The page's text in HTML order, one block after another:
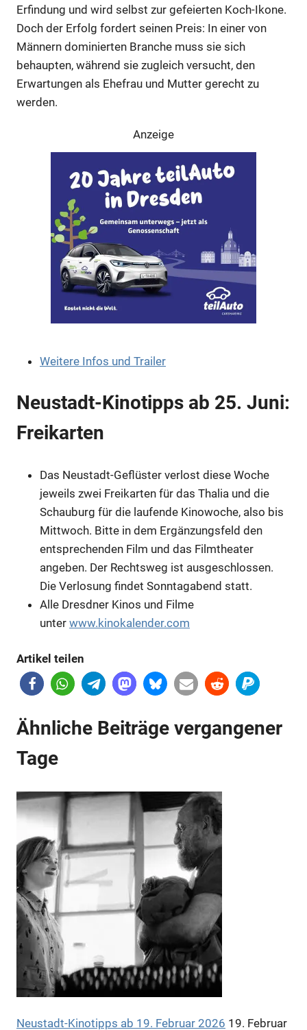
Erfindung und wird selbst zur gefeierten Koch-Ikone.
Doch der Erfolg fordert seinen Preis: In einer von
Männern dominierten Branche muss sie sich
behaupten, während sie zugleich versucht, den
Erwartungen als Ehefrau und Mutter gerecht zu
werden.
Anzeige
Anzeige
Anzeige
Anzeige
Anzeige
Anzeige
Weitere Infos und Trailer
Neustadt-Kinotipps ab 25. Juni:
Freikarten
Das Neustadt-Geflüster verlost diese Woche
jeweils zwei Freikarten für das Thalia und die
Schauburg für die laufende Kinowoche, also bis
Mittwoch. Bitte in dem Ergänzungsfeld den
entsprechenden Film und das Filmtheater
angeben. Der Rechtsweg ist ausgeschlossen.
Die Verlosung findet Sonntagabend statt.
Alle Dresdner Kinos und Filme
unter www.kinokalender.com
Artikel teilen
Ähnliche Beiträge vergangener
Tage
Neustadt-Kinotipps ab 19. Februar 2026 19. Februar